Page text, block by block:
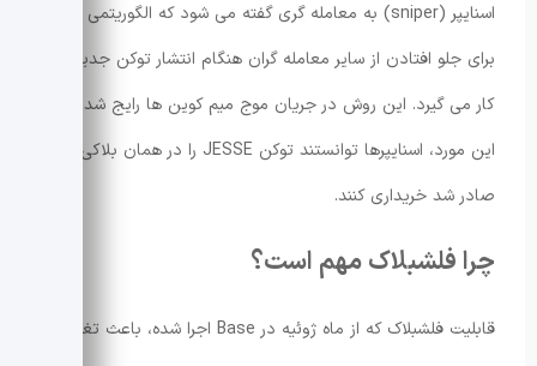
اسنایپر (sniper) به معامله گری گفته می شود که الگوریتمی را
برای جلو افتادن از سایر معامله گران هنگام انتشار توکن جدید به
کار می گیرد. این روش در جریان موج میم کوین ها رایج شد. در
این مورد، اسنایپرها توانستند توکن JESSE را در همان بلاکی که
صادر شد خریداری کنند.
چرافلشبلاکمهم است؟
قابلیت فلشبلاک که از ماه ژوئیه در Base اجرا شده، باعث تغییر